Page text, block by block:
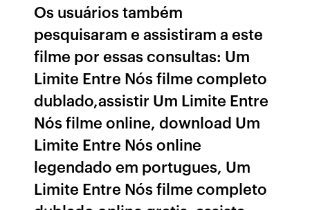
Os usuários também
pesquisaram e assistiram a este
filme por essas consultas: Um
Limite Entre Nós filme completo
dublado,assistir Um Limite Entre
Nós filme online, download Um
Limite Entre Nós online
legendado em portugues, Um
Limite Entre Nós filme completo